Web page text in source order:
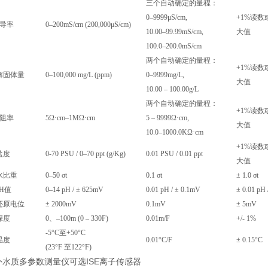
率 0–200mS/cm (200,000μS/cm)
三个自动确定的量程：
0–9999μS/cm,
10.00–99.99mS/cm,
100.0–200.0mS/cm
+1%读数
大值
固体量 0–100,000 mg/L (ppm)
两个自动确定的量程：
0–9999mg/L,
10.00 – 100.00g/L
+1%读数
大值
率 5Ω·cm–1MΩ·cm
两个自动确定的量程：
5 – 9999Ω·cm,
10.0–1000.0KΩ·cm
+1%读数
大值
度 0-70 PSU / 0–70 ppt (g/Kg) 0.01 PSU / 0.01 ppt
+1%读数
大值
比重
0–50 σt 0.1 σt
± 1.0 σt
值
0–14 pH / ± 625mV 0.01 pH / ± 0.1mV ± 0.01 pH
原电位
± 2000mV 0.1mV
± 5mV
度
0、 –100m (0 – 330F) 0.01m/F +/- 1%
度
-5°C至+50°C
(23°F 至122°F)
0.01°C/F ± 0.15°C
质多参数测量仪可选ISE离子传感器